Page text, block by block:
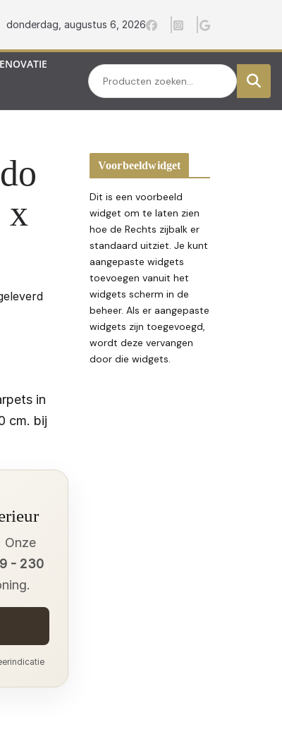
donderdag, augustus 6, 2026
Zoeken
x
in
cm. bij
Onze
- 230
Voorbeeldwidget
Dit is een voorbeeld
widget om te laten zien
hoe de Rechts zijbalk er
standaard uitziet. Je kunt
aangepaste widgets
toevoegen vanuit het
widgets scherm in de
beheer. Als er aangepaste
widgets zijn toegevoegd,
wordt deze vervangen
door die widgets.